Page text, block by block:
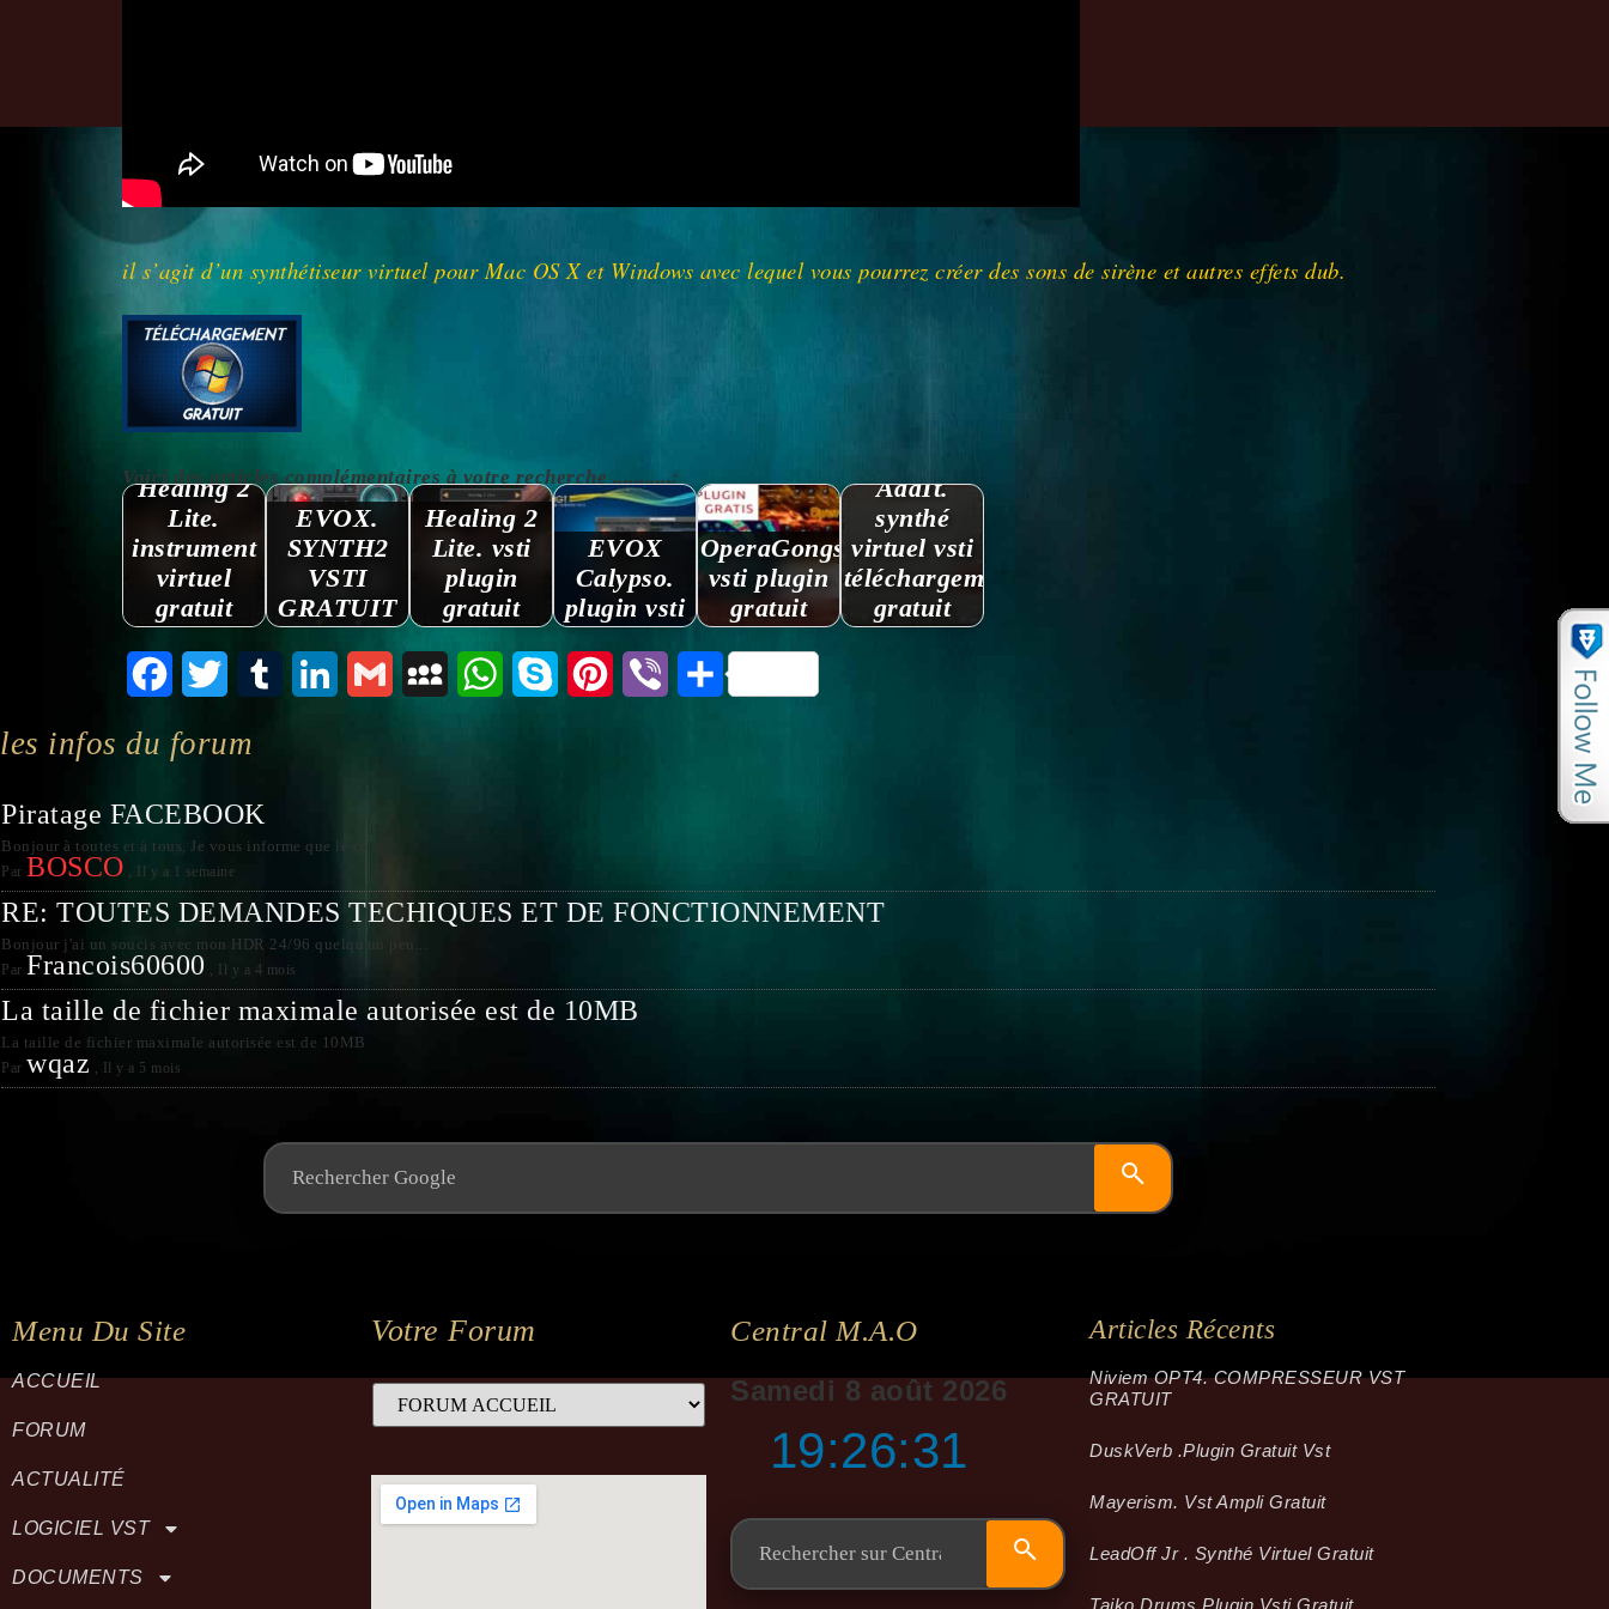
il s’agit d’un synthétiseur virtuel pour Mac OS X et Windows avec lequel vous pourrez créer des sons de sirène et autres effets dub.
Voici des articles complémentaires à votre recherche ...........:
Healing 2
Lite.
instrument
virtuel
gratuit
EVOX.
SYNTH2
VSTI
GRATUIT
Healing 2
Lite. vsti
plugin
gratuit
EVOX
Calypso.
plugin vsti
OperaGongs.
vsti plugin
gratuit
AddIt.
synthé
virtuel vsti
téléchargement
gratuit
FacebookTwitter Tumblr LinkedInGmail MySpaceWhatsAppSkype Pinterest Viber Partager
les infos du forum
Piratage FACEBOOK
Bonjour à toutes et à tous, Je vous informe que le co...
Par BOSCO Il y a 1 semaine
RE: TOUTES DEMANDES TECHIQUES ET DE FONCTIONNEMENT
Bonjour j'ai un soucis avec mon HDR 24/96 quelqu'un peu...
Par Francois60600 Il y a 4 mois
La taille de fichier maximale autorisée est de 10MB
La taille de fichier maximale autorisée est de 10MB
Par wqaz Il y a 5 mois
Menu Du Site
ACCUEIL
FORUM
ACTUALITÉ
LOGICIEL VST
DOCUMENTS
Votre Forum
Central M.a.o
Samedi 8 août 2026
19:26:32
Articles Récents
Niviem OPT4. COMPRESSEUR VST
GRATUIT
Dusk­Verb .plugin Gratuit Vst
Mayerism. Vst Ampli Gratuit
LeadOff Jr . Synthé Virtuel Gratuit
Taiko Drums Plugin Vsti Gratuit